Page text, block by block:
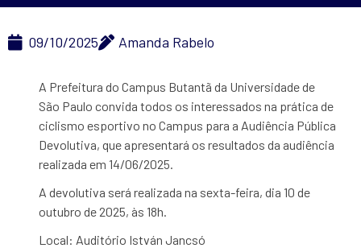
09/10/2025 Amanda Rabelo
A Prefeitura do Campus Butantã da Universidade de
São Paulo convida todos os interessados na prática de
ciclismo esportivo no Campus para a Audiência Pública
Devolutiva, que apresentará os resultados da audiência
realizada em 14/06/2025.
A devolutiva será realizada na sexta-feira, dia 10 de
outubro de 2025, às 18h.
Local: Auditório István Jancsó